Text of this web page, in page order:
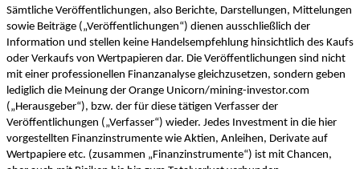
Sämtliche Veröffentlichungen, also Berichte, Darstellungen, Mittelungen
sowie Beiträge („Veröffentlichungen“) dienen ausschließlich der
Information und stellen keine Handelsempfehlung hinsichtlich des Kaufs
oder Verkaufs von Wertpapieren dar. Die Veröffentlichungen sind nicht
mit einer professionellen Finanzanalyse gleichzusetzen, sondern geben
lediglich die Meinung der Orange Unicorn/mining-investor.com
(„Herausgeber“), bzw. der für diese tätigen Verfasser der
Veröffentlichungen („Verfasser“) wieder. Jedes Investment in die hier
vorgestellten Finanzinstrumente wie Aktien, Anleihen, Derivate auf
Wertpapiere etc. (zusammen „Finanzinstrumente“) ist mit Chancen,